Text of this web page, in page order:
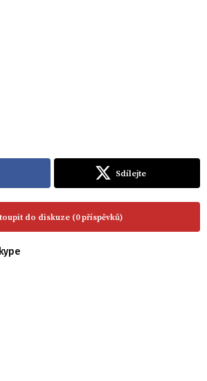
Sdílejte
do diskuze (0 příspěvků)